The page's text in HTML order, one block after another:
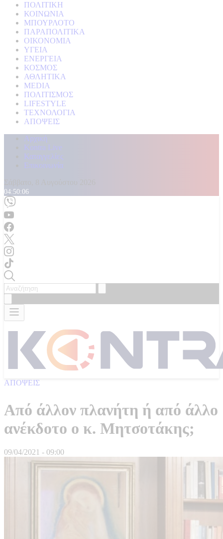
ΠΟΛΙΤΙΚΗ
ΚΟΙΝΩΝΙΑ
ΜΠΟΥΡΛΟΤΟ
ΠΑΡΑΠΟΛΙΤΙΚΑ
ΟΙΚΟΝΟΜΙΑ
ΥΓΕΙΑ
ΕΝΕΡΓΕΙΑ
ΚΟΣΜΟΣ
ΑΘΛΗΤΙΚΑ
MEDIA
ΠΟΛΙΤΙΣΜΟΣ
LIFESTYLE
ΤΕΧΝΟΛΟΓΙΑ
ΑΠΟΨΕΙΣ
Αρχική
Kontra Live
Καταγγελίες
Επικοινωνία
04:50:07
ΑΠΟΨΕΙΣ
Από άλλον πλανήτη ή από άλλο
ανέκδοτο ο κ. Μητσοτάκης;
09/04/2021 - 09:00